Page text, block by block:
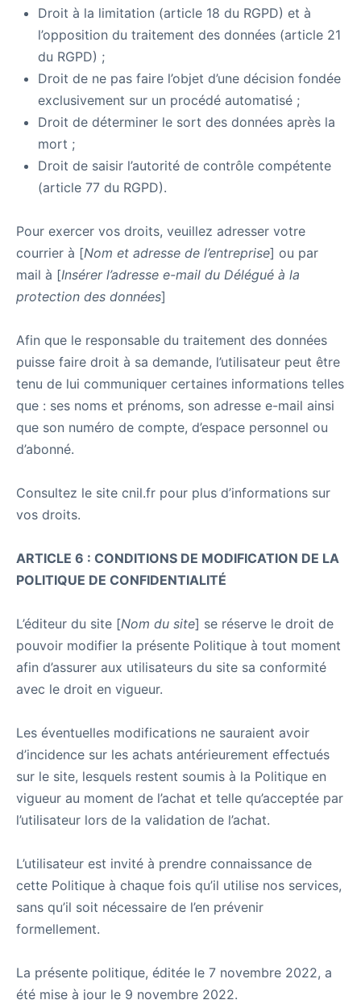
Droit à la limitation (article 18 du RGPD) et à
l’opposition du traitement des données (article 21
du RGPD) ;
Droit de ne pas faire l’objet d’une décision fondée
exclusivement sur un procédé automatisé ;
Droit de déterminer le sort des données après la
mort ;
Droit de saisir l’autorité de contrôle compétente
(article 77 du RGPD).
Pour exercer vos droits, veuillez adresser votre
courrier à [Nom et adresse de l’entreprise] ou par
mail à [Insérer l’adresse e-mail du Délégué à la
protection des données]
Afin que le responsable du traitement des données
puisse faire droit à sa demande, l’utilisateur peut être
tenu de lui communiquer certaines informations telles
que : ses noms et prénoms, son adresse e-mail ainsi
que son numéro de compte, d’espace personnel ou
d’abonné.
Consultez le site cnil.fr pour plus d’informations sur
vos droits.
ARTICLE 6 : CONDITIONS DE MODIFICATION DE LA
POLITIQUE DE CONFIDENTIALITÉ
L’éditeur du site [Nom du site] se réserve le droit de
pouvoir modifier la présente Politique à tout moment
afin d’assurer aux utilisateurs du site sa conformité
avec le droit en vigueur.
Les éventuelles modifications ne sauraient avoir
d’incidence sur les achats antérieurement effectués
sur le site, lesquels restent soumis à la Politique en
vigueur au moment de l’achat et telle qu’acceptée par
l’utilisateur lors de la validation de l’achat.
L’utilisateur est invité à prendre connaissance de
cette Politique à chaque fois qu’il utilise nos services,
sans qu’il soit nécessaire de l’en prévenir
formellement.
La présente politique, éditée le 7 novembre 2022, a
été mise à jour le 9 novembre 2022.